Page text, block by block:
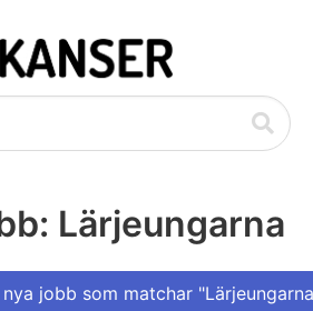
Lärjeungarna
jobb som matchar